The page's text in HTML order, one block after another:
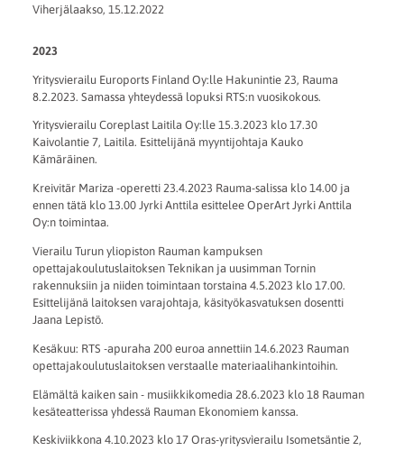
Viherjälaakso, 15.12.2022
2023
Yritysvierailu Euroports Finland Oy:lle Hakunintie 23, Rauma
8.2.2023. Samassa yhteydessä lopuksi RTS:n vuosikokous.
Yritysvierailu Coreplast Laitila Oy:lle 15.3.2023 klo 17.30
Kaivolantie 7, Laitila. Esittelijänä myyntijohtaja Kauko
Kämäräinen.
Kreivitär Mariza -operetti 23.4.2023 Rauma-salissa klo 14.00 ja
ennen tätä klo 13.00 Jyrki Anttila esittelee OperArt Jyrki Anttila
Oy:n toimintaa.
Vierailu Turun yliopiston Rauman kampuksen
opettajakoulutuslaitoksen Teknikan ja uusimman Tornin
rakennuksiin ja niiden toimintaan torstaina 4.5.2023 klo 17.00.
Esittelijänä laitoksen varajohtaja, käsityökasvatuksen dosentti
Jaana Lepistö.
Kesäkuu: RTS -apuraha 200 euroa annettiin 14.6.2023 Rauman
opettajakoulutuslaitoksen verstaalle materiaalihankintoihin.
Elämältä kaiken sain - musiikkikomedia 28.6.2023 klo 18 Rauman
kesäteatterissa yhdessä Rauman Ekonomiem kanssa.
Keskiviikkona 4.10.2023 klo 17 Oras-yritysvìerailu Isometsäntie 2,